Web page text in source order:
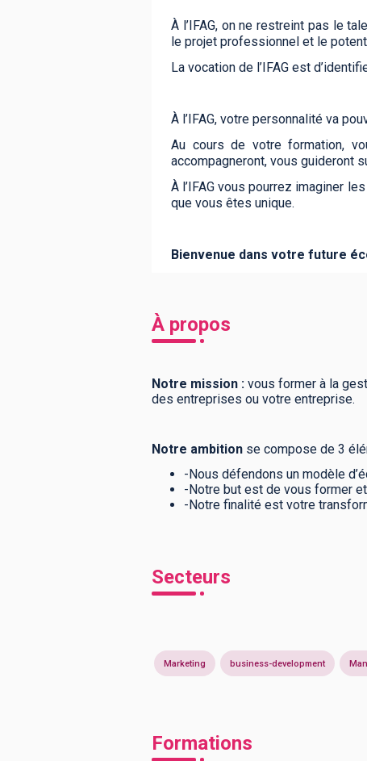
À l’IFAG, on ne restreint pas le
le projet professionnel et le
La vocation de l’IFAG est
À l’IFAG, votre personnalité va
Au cours de votre formation,
accompagneront, vous guideront
À l’IFAG vous pourrez imaginer
que vous êtes unique.
Bienvenue dans votre future
À propos
Notre mission : vous former à la
des entreprises ou votre entreprise.
Notre ambition se compose de 3
-Nous défendons un modèle
-Notre but est de vous former
-Notre finalité est votre
Secteurs
Marketing business-development
Formations